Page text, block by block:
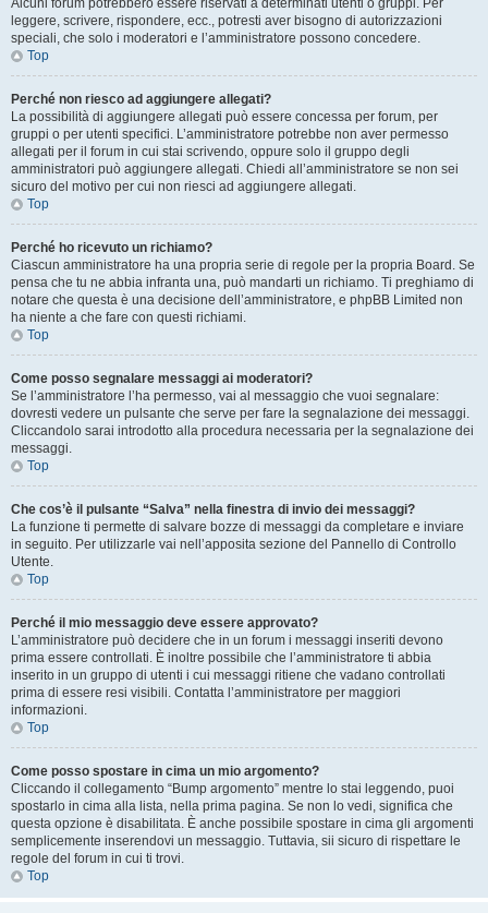
Alcuni forum potrebbero essere riservati a determinati utenti o gruppi. Per
leggere, scrivere, rispondere, ecc., potresti aver bisogno di autorizzazioni
speciali, che solo i moderatori e l’amministratore possono concedere.
Top
Perché non riesco ad aggiungere allegati?
La possibilità di aggiungere allegati può essere concessa per forum, per
gruppi o per utenti specifici. L’amministratore potrebbe non aver permesso
allegati per il forum in cui stai scrivendo, oppure solo il gruppo degli
amministratori può aggiungere allegati. Chiedi all’amministratore se non sei
sicuro del motivo per cui non riesci ad aggiungere allegati.
Top
Perché ho ricevuto un richiamo?
Ciascun amministratore ha una propria serie di regole per la propria Board. Se
pensa che tu ne abbia infranta una, può mandarti un richiamo. Ti preghiamo di
notare che questa è una decisione dell’amministratore, e phpBB Limited non
ha niente a che fare con questi richiami.
Top
Come posso segnalare messaggi ai moderatori?
Se l’amministratore l’ha permesso, vai al messaggio che vuoi segnalare:
dovresti vedere un pulsante che serve per fare la segnalazione dei messaggi.
Cliccandolo sarai introdotto alla procedura necessaria per la segnalazione dei
messaggi.
Top
Che cos’è il pulsante “Salva” nella finestra di invio dei messaggi?
La funzione ti permette di salvare bozze di messaggi da completare e inviare
in seguito. Per utilizzarle vai nell’apposita sezione del Pannello di Controllo
Utente.
Top
Perché il mio messaggio deve essere approvato?
L’amministratore può decidere che in un forum i messaggi inseriti devono
prima essere controllati. È inoltre possibile che l’amministratore ti abbia
inserito in un gruppo di utenti i cui messaggi ritiene che vadano controllati
prima di essere resi visibili. Contatta l’amministratore per maggiori
informazioni.
Top
Come posso spostare in cima un mio argomento?
Cliccando il collegamento “Bump argomento” mentre lo stai leggendo, puoi
spostarlo in cima alla lista, nella prima pagina. Se non lo vedi, significa che
questa opzione è disabilitata. È anche possibile spostare in cima gli argomenti
semplicemente inserendovi un messaggio. Tuttavia, sii sicuro di rispettare le
regole del forum in cui ti trovi.
Top